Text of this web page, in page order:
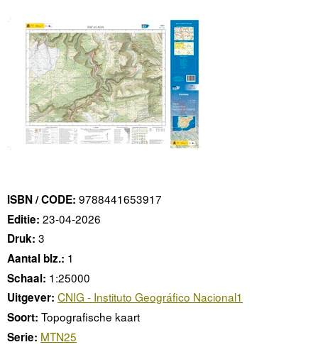
ISBN / CODE: 9788441653917
Editie: 23-04-2026
Druk: 3
Aantal blz.: 1
Schaal: 1:25000
Uitgever: CNIG - Instituto Geográfico Nacional1
Soort: Topografische kaart
Serie: MTN25